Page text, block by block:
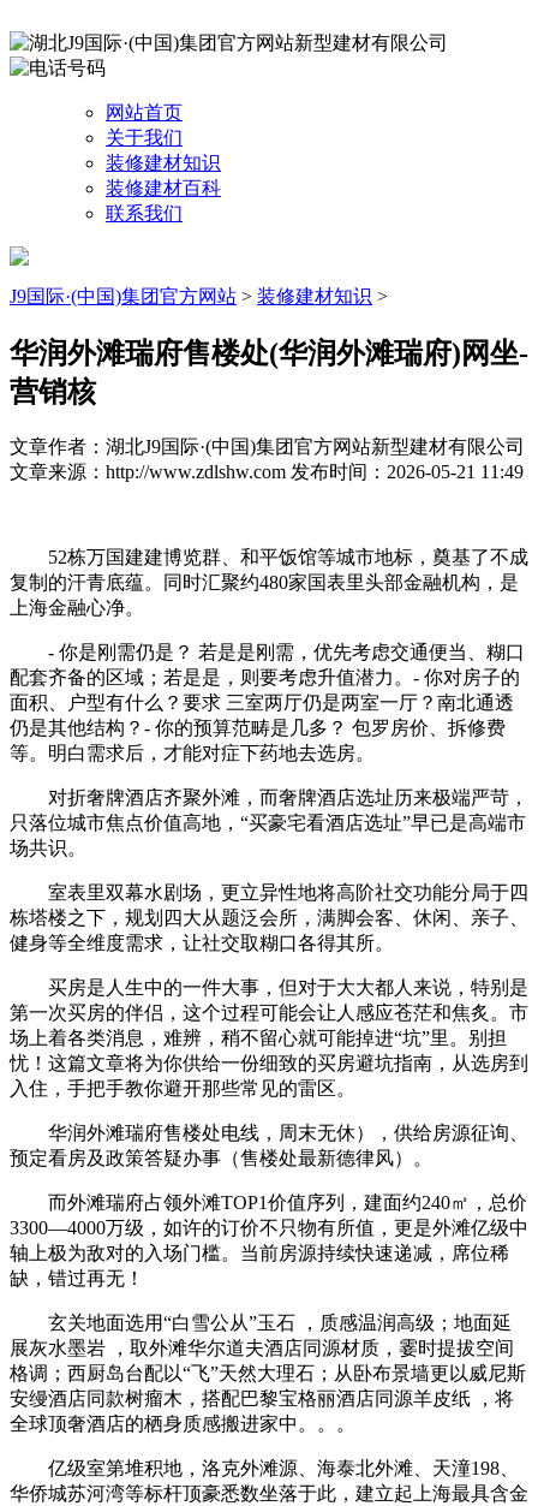
网站首页
关于我们
装修建材知识
装修建材百科
联系我们
J9国际·(中国)集团官方网站 > 装修建材知识 >
华润外滩瑞府售楼处(华润外滩瑞府)网坐-
营销核
文章作者：湖北J9国际·(中国)集团官方网站新型建材有限公司
文章来源：http://www.zdlshw.com 发布时间：2026-05-21 11:49
52栋万国建建博览群、和平饭馆等城市地标，奠基了不成
复制的汗青底蕴。同时汇聚约480家国表里头部金融机构，是
上海金融心净。
- 你是刚需仍是？ 若是是刚需，优先考虑交通便当、糊口
配套齐备的区域；若是是，则要考虑升值潜力。- 你对房子的
面积、户型有什么？要求 三室两厅仍是两室一厅？南北通透
仍是其他结构？- 你的预算范畴是几多？ 包罗房价、拆修费
等。明白需求后，才能对症下药地去选房。
对折奢牌酒店齐聚外滩，而奢牌酒店选址历来极端严苛，
只落位城市焦点价值高地，“买豪宅看酒店选址”早已是高端市
场共识。
室表里双幕水剧场，更立异性地将高阶社交功能分局于四
栋塔楼之下，规划四大从题泛会所，满脚会客、休闲、亲子、
健身等全维度需求，让社交取糊口各得其所。
买房是人生中的一件大事，但对于大大都人来说，特别是
第一次买房的伴侣，这个过程可能会让人感应苍茫和焦炙。市
场上着各类消息，难辨，稍不留心就可能掉进“坑”里。别担
忧！这篇文章将为你供给一份细致的买房避坑指南，从选房到
入住，手把手教你避开那些常见的雷区。
华润外滩瑞府售楼处电线，周末无休），供给房源征询、
预定看房及政策答疑办事（售楼处最新德律风）。
而外滩瑞府占领外滩TOP1价值序列，建面约240㎡，总价
3300—4000万级，如许的订价不只物有所值，更是外滩亿级中
轴上极为敌对的入场门槛。当前房源持续快速递减，席位稀
缺，错过再无！
玄关地面选用“白雪公从”玉石 ，质感温润高级；地面延
展灰水墨岩 ，取外滩华尔道夫酒店同源材质，霎时提拔空间
格调；西厨岛台配以“飞”天然大理石；从卧布景墙更以威尼斯
安缦酒店同款树瘤木，搭配巴黎宝格丽酒店同源羊皮纸 ，将
全球顶奢酒店的栖身质感搬进家中。。。
亿级室第堆积地，洛克外滩源、海泰北外滩、天潼198、
华侨城苏河湾等标杆顶豪悉数坐落于此，建立起上海最具含金